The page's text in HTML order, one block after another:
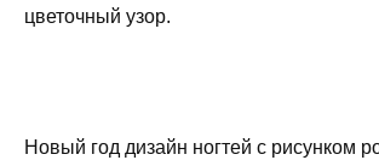
цветочный узор.
Новый год дизайн ногтей с рисунком